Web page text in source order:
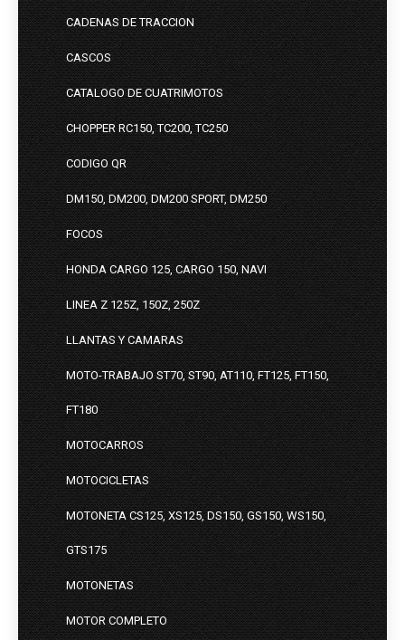
CADENAS DE TRACCION
CASCOS
CATALOGO DE CUATRIMOTOS
CHOPPER RC150, TC200, TC250
CODIGO QR
DM150, DM200, DM200 SPORT, DM250
FOCOS
HONDA CARGO 125, CARGO 150, NAVI
LINEA Z 125Z, 150Z, 250Z
LLANTAS Y CAMARAS
MOTO-TRABAJO ST70, ST90, AT110, FT125, FT150,
FT180
MOTOCARROS
MOTOCICLETAS
MOTONETA CS125, XS125, DS150, GS150, WS150,
GTS175
MOTONETAS
MOTOR COMPLETO